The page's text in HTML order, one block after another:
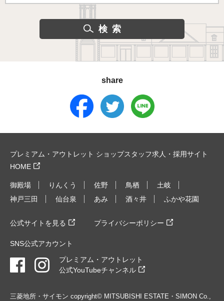
share
プレミアム・アウトレット ショップスタッフ求人・採用サイト
HOME
御殿場 りんくう 佐野 鳥栖
土岐
神戸三田
仙台泉 あみ 酒々井 ふかや花園
公式サイトを見る プライバシーポリシー
SNS公式アカウント
プレミアム・アウトレット
公式YouTubeチャンネル
三菱地所・サイモン copyright© MITSUBISHI ESTATE・SIMON Co.,